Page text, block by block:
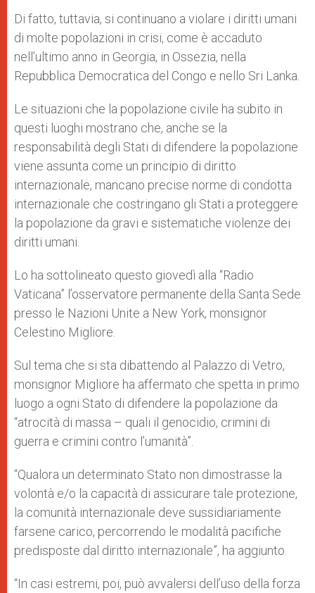
Di fatto, tuttavia, si continuano a violare i diritti umani
di molte popolazioni in crisi, come è accaduto
nell’ultimo anno in Georgia, in Ossezia, nella
Repubblica Democratica del Congo e nello Sri Lanka.
Le situazioni che la popolazione civile ha subito in
questi luoghi mostrano che, anche se la
responsabilità degli Stati di difendere la popolazione
viene assunta come un principio di diritto
internazionale, mancano precise norme di condotta
internazionale che costringano gli Stati a proteggere
la popolazione da gravi e sistematiche violenze dei
diritti umani.
Lo ha sottolineato questo giovedì alla “Radio
Vaticana” l’osservatore permanente della Santa Sede
presso le Nazioni Unite a New York, monsignor
Celestino Migliore.
Sul tema che si sta dibattendo al Palazzo di Vetro,
monsignor Migliore ha affermato che spetta in primo
luogo a ogni Stato di difendere la popolazione da
“atrocità di massa – quali il genocidio, crimini di
guerra e crimini contro l’umanità”.
“Qualora un determinato Stato non dimostrasse la
volontà e/o la capacità di assicurare tale protezione,
la comunità internazionale deve sussidiariamente
farsene carico, percorrendo le modalità pacifiche
predisposte dal diritto internazionale”, ha aggiunto.
“In casi estremi, poi, può avvalersi dell’uso della forza